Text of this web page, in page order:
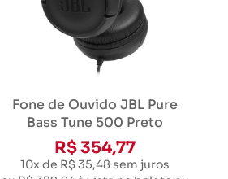
Fone de Ouvido JBL Pure
Bass Tune 500 Preto
R$ 354,77
10x de R$ 35,48sem juros